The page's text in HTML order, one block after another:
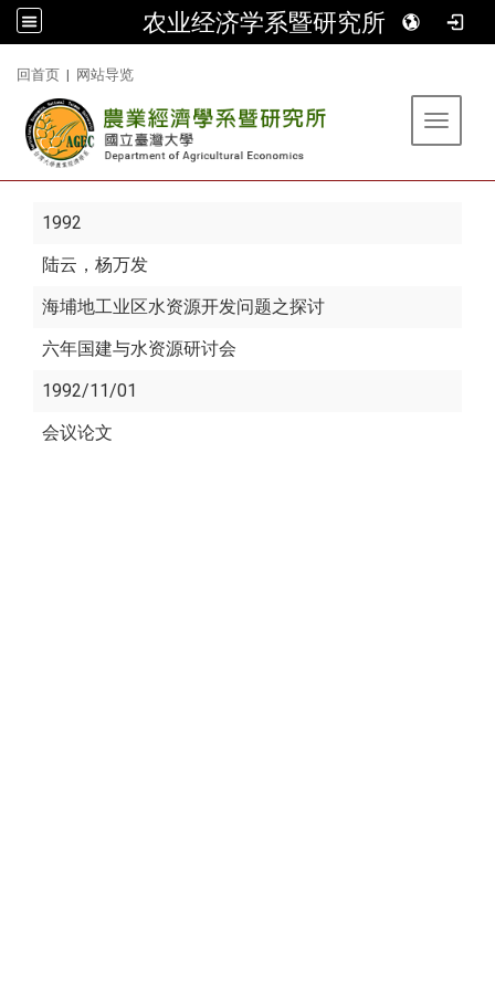
农业经济学系暨研究所
回首页 | 网站导览
Toggle
1992
陆云 ，杨万发
海埔地工业区水资源开发问题之探讨
六年国建与水资源研讨会
1992/11/01
会议论文